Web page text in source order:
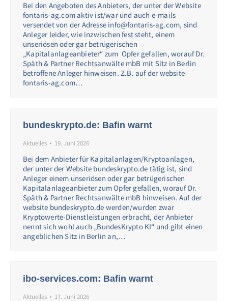
Bei den Angeboten des Anbieters, der unter der Website
fontaris-ag.com aktiv ist/war und auch e-mails
versendet von der Adresse info@fontaris-ag.com, sind
Anleger leider, wie inzwischen fest steht, einem
unseriösen oder gar betrügerischen
„Kapitalanlageanbieter“ zum Opfer gefallen, worauf Dr.
Späth & Partner Rechtsanwälte mbB mit Sitz in Berlin
betroffene Anleger hinweisen. Z.B. auf der website
fontaris-ag.com…
bundeskrypto.de: Bafin warnt
Aktuelles 19. Juni 2026
Bei dem Anbieter für Kapitalanlagen/Kryptoanlagen,
der unter der Website bundeskrypto.de tätig ist, sind
Anleger einem unseriösen oder gar betrügerischen
Kapitalanlageanbieter zum Opfer gefallen, worauf Dr.
Späth & Partner Rechtsanwälte mbB hinweisen. Auf der
website bundeskrypto.de werden/wurden zwar
Kryptowerte-Dienstleistungen erbracht, der Anbieter
nennt sich wohl auch „BundesKrypto KI“ und gibt einen
angeblichen Sitz in Berlin an,…
ibo-services.com: Bafin warnt
Aktuelles 17. Juni 2026